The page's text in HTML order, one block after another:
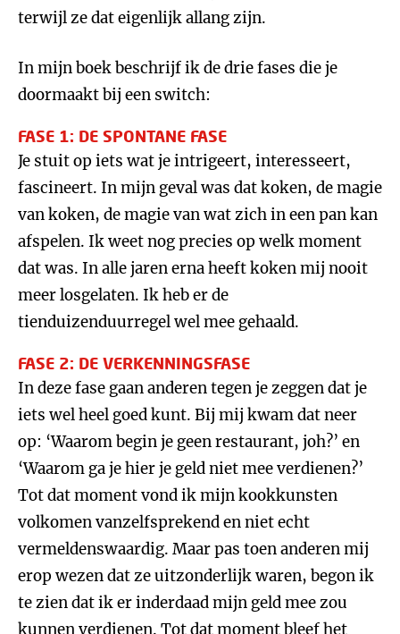
terwijl ze dat eigenlijk allang zijn.
In mijn boek beschrijf ik de drie fases die je
doormaakt bij een switch:
FASE 1: DE SPONTANE FASE
Je stuit op iets wat je intrigeert, interesseert,
fascineert. In mijn geval was dat koken, de magie
van koken, de magie van wat zich in een pan kan
afspelen. Ik weet nog precies op welk moment
dat was. In alle jaren erna heeft koken mij nooit
meer losgelaten. Ik heb er de
tienduizenduurregel wel mee gehaald.
FASE 2: DE VERKENNINGSFASE
In deze fase gaan anderen tegen je zeggen dat je
iets wel heel goed kunt. Bij mij kwam dat neer
op: ‘Waarom begin je geen restaurant, joh?’ en
‘Waarom ga je hier je geld niet mee verdienen?’
Tot dat moment vond ik mijn kookkunsten
volkomen vanzelfsprekend en niet echt
vermeldenswaardig. Maar pas toen anderen mij
erop wezen dat ze uitzonderlijk waren, begon ik
te zien dat ik er inderdaad mijn geld mee zou
kunnen verdienen. Tot dat moment bleef het